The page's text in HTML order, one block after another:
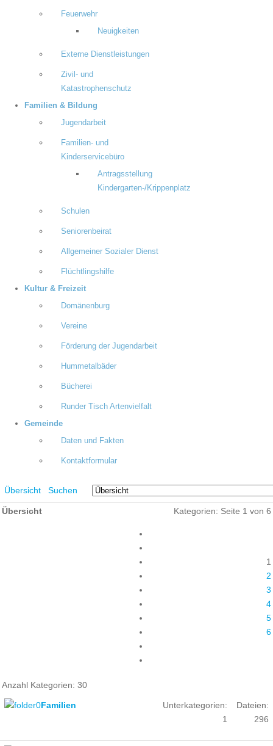
Feuerwehr
Neuigkeiten
Externe Dienstleistungen
Zivil- und
Katastrophenschutz
Familien & Bildung
Jugendarbeit
Familien- und
Kinderservicebüro
Antragsstellung
Kindergarten-/Krippenplatz
Schulen
Seniorenbeirat
Allgemeiner Sozialer Dienst
Flüchtlingshilfe
Kultur & Freizeit
Domänenburg
Vereine
Förderung der Jugendarbeit
Hummetalbäder
Bücherei
Runder Tisch Artenvielfalt
Gemeinde
Daten und Fakten
Kontaktformular
Übersicht Suchen
Übersicht Kategorien: Seite 1 von 6
1
2
3
4
5
6
Anzahl Kategorien: 30
Familien
Unterkategorien:
1
Dateien:
296